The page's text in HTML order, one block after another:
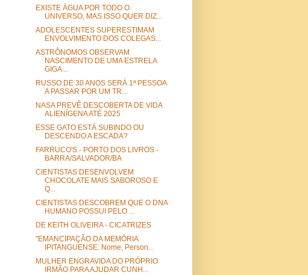
EXISTE ÁGUA POR TODO O
UNIVERSO, MAS ISSO QUER DIZ...
ADOLESCENTES SUPERESTIMAM
ENVOLVIMENTO DOS COLEGAS...
ASTRÔNOMOS OBSERVAM
NASCIMENTO DE UMA ESTRELA
GIGA...
RUSSO DE 30 ANOS SERÁ 1ª PESSOA
A PASSAR POR UM TR...
NASA PREVÊ DESCOBERTA DE VIDA
ALIENÍGENA ATÉ 2025
ESSE GATO ESTÁ SUBINDO OU
DESCENDO A ESCADA?
FARRUCO'S - PORTO DOS LIVROS -
BARRA/SALVADOR/BA
CIENTISTAS DESENVOLVEM
CHOCOLATE MAIS SABOROSO E
Q...
CIENTISTAS DESCOBREM QUE O DNA
HUMANO POSSUI PELO ...
DE KEITH OLIVEIRA - CICATRIZES
"EMANCIPAÇÃO DA MEMÓRIA
IPITANGUENSE: Nome, Person...
MULHER ENGRAVIDA DO PRÓPRIO
IRMÃO PARA AJUDAR CUNH...